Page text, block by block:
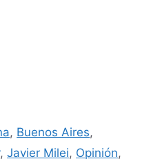
, Buenos Aires,
, Javier Milei, Opinión,